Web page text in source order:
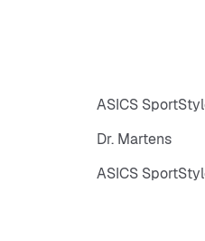
ASICS
Dr. Martens
ASICS